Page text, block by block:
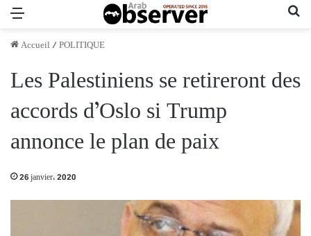
Accueil /POLITIQUE
Les Palestiniens se retireront des
accords d’Oslo si Trump
annonce le plan de paix
26 janvier، 2020